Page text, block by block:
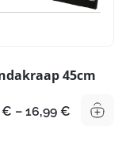
45cm
€ – 16,99 €